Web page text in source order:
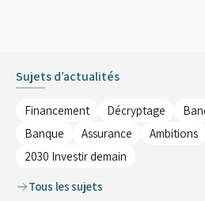
Sujets d’actualités
Financement Décryptage
Banque
Assurance Ambitions
2030 Investir demain
Tous les sujets